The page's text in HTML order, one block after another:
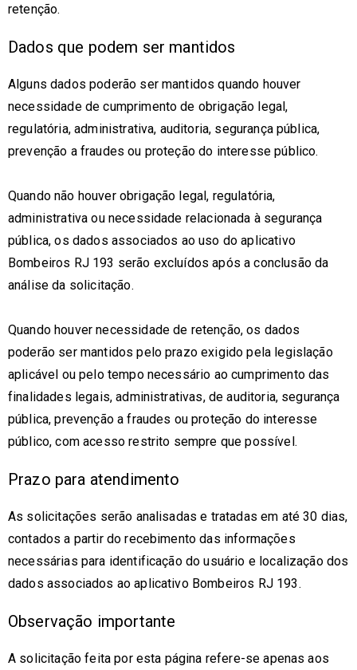
retenção.
Dados que podem ser mantidos
Alguns dados poderão ser mantidos quando houver
necessidade de cumprimento de obrigação legal,
regulatória, administrativa, auditoria, segurança pública,
prevenção a fraudes ou proteção do interesse público.
Quando não houver obrigação legal, regulatória,
administrativa ou necessidade relacionada à segurança
pública, os dados associados ao uso do aplicativo
Bombeiros RJ 193 serão excluídos após a conclusão da
análise da solicitação.
Quando houver necessidade de retenção, os dados
poderão ser mantidos pelo prazo exigido pela legislação
aplicável ou pelo tempo necessário ao cumprimento das
finalidades legais, administrativas, de auditoria, segurança
pública, prevenção a fraudes ou proteção do interesse
público, com acesso restrito sempre que possível.
Prazo para atendimento
As solicitações serão analisadas e tratadas em até 30 dias,
contados a partir do recebimento das informações
necessárias para identificação do usuário e localização dos
dados associados ao aplicativo Bombeiros RJ 193.
Observação importante
A solicitação feita por esta página refere-se apenas aos